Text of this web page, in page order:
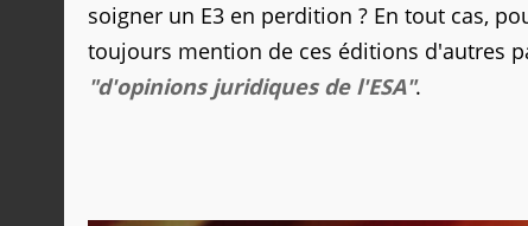
soigner un E3 en perdition ? En tout cas,
toujours mention de ces éditions d'autres
"d'opinions juridiques de l'ESA".